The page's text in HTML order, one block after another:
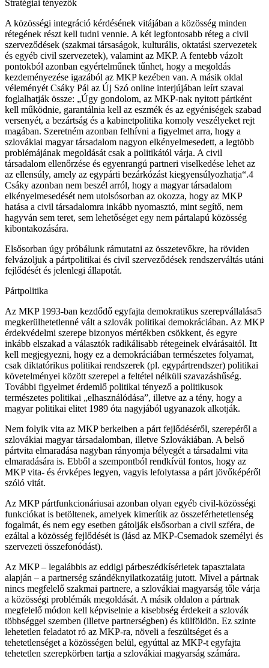
Stratégiai tényezők
A közösségi integráció kérdésének vitájában a közösség minden
rétegének részt kell tudni vennie. A két legfontosabb réteg a civil
szerveződések (szakmai társaságok, kulturális, oktatási szervezetek
és egyéb civil szervezetek), valamint az MKP. A fentebb vázolt
pontokból azonban egyértelműnek tűnhet, hogy a megoldás
kezdeményezése igazából az MKP kezében van. A másik oldal
véleményét Csáky Pál az Új Szó online interjújában leírt szavai
foglalhatják össze: „Úgy gondolom, az MKP-nak nyitott pártként
kell működnie, garantálnia kell az eszmék és az egyéniségek szabad
versenyét, a bezártság és a kabinetpolitika komoly veszélyeket rejt
magában. Szeretném azonban felhívni a figyelmet arra, hogy a
szlovákiai magyar társadalom nagyon elkényelmesedett, a legtöbb
problémájának megoldását csak a politikától várja. A civil
társadalom ellenőrzése és egyenrangú partneri viselkedése lehet az
az ellensúly, amely az egypárti bezárkózást kiegyensúlyozhatja“.4
Csáky azonban nem beszél arról, hogy a magyar társadalom
elkényelmesedését nem utolsósorban az okozza, hogy az MKP
hatása a civil társadalomra inkább nyomasztó, mint segítő, nem
hagyván sem teret, sem lehetőséget egy nem pártalapú közösség
kibontakozására.
Elsősorban úgy próbálunk rámutatni az összetevőkre, ha röviden
felvázoljuk a pártpolitikai és civil szerveződések rendszerváltás utáni
fejlődését és jelenlegi állapotát.
Pártpolitika
Az MKP 1993-ban kezdődő egyfajta demokratikus szerepvállalása5
megkerülhetetlenné vált a szlovák politikai demokráciában. Az MKP
érdekvédelmi szerepe bizonyos mértékben csökkent, és egyre
inkább elszakad a választók radikálisabb rétegeinek elvárásaitól. Itt
kell megjegyezni, hogy ez a demokráciában természetes folyamat,
csak diktatórikus politikai rendszerek (pl. egypártrendszer) politikai
követelményei között szerepel a feltétel nélküli szavazáshűség.
További figyelmet érdemlő politikai tényező a politikusok
természetes politikai „elhasználódása”, illetve az a tény, hogy a
magyar politikai elitet 1989 óta nagyjából ugyanazok alkotják.
Nem folyik vita az MKP berkeiben a párt fejlődéséről, szerepéről a
szlovákiai magyar társadalomban, illetve Szlovákiában. A belső
pártvita elmaradása nagyban rányomja bélyegét a társadalmi vita
elmaradására is. Ebből a szempontból rendkívül fontos, hogy az
MKP vita- és érvképes legyen, vagyis lefolytassa a párt jövőképéről
szóló vitát.
Az MKP pártfunkcionáriusai azonban olyan egyéb civil-közösségi
funkciókat is betöltenek, amelyek kimerítik az összeférhetetlenség
fogalmát, és nem egy esetben gátolják elsősorban a civil szféra, de
ezáltal a közösség fejlődését is (lásd az MKP-Csemadok személyi és
szervezeti összefonódást).
Az MKP – legalábbis az eddigi párbeszédkísérletek tapasztalata
alapján – a partnerség szándéknyilatkozatáig jutott. Mivel a pártnak
nincs megfelelő szakmai partnere, a szlovákiai magyarság tőle várja
a közösségi problémák megoldását. A másik oldalon a pártnak
megfelelő módon kell képviselnie a kisebbség érdekeit a szlovák
többséggel szemben (illetve partnerségben) és külföldön. Ez szinte
lehetetlen feladatot ró az MKP-ra, növeli a feszültséget és a
tehetetlenséget a közösségen belül, egyúttal az MKP-t egyfajta
tehetetlen szerepkörben tartja a szlovákiai magyarság számára.